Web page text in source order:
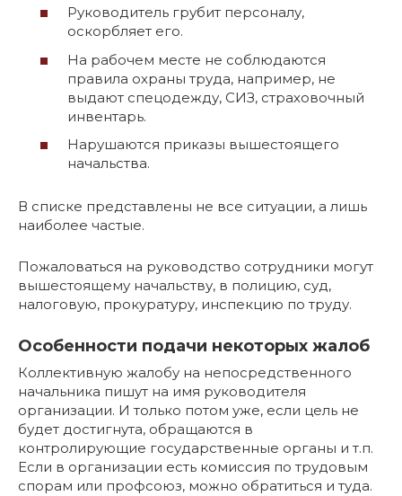
Руководитель грубит персоналу,
оскорбляет его.
На рабочем месте не соблюдаются
правила охраны труда, например, не
выдают спецодежду, СИЗ, страховочный
инвентарь.
Нарушаются приказы вышестоящего
начальства.
В списке представлены не все ситуации, а лишь
наиболее частые.
Пожаловаться на руководство сотрудники могут
вышестоящему начальству, в полицию, суд,
налоговую, прокуратуру, инспекцию по труду.
Особенности подачи некоторых жалоб
Коллективную жалобу на непосредственного
начальника пишут на имя руководителя
организации. И только потом уже, если цель не
будет достигнута, обращаются в
контролирующие государственные органы и т.п.
Если в организации есть комиссия по трудовым
спорам или профсоюз, можно обратиться и туда.